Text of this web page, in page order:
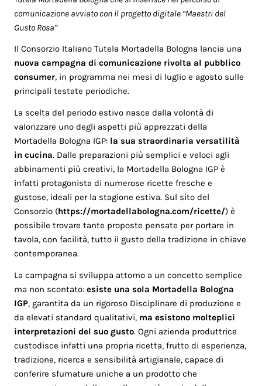
comunicazione avviato con il progetto digitale “Maestri del
Gusto Rosa”
Il Consorzio Italiano Tutela Mortadella Bologna lancia una
nuova campagna di comunicazione rivolta al pubblico
consumer, in programma nei mesi di luglio e agosto sulle
principali testate periodiche.
La scelta del periodo estivo nasce dalla volontà di
valorizzare uno degli aspetti più apprezzati della
Mortadella Bologna IGP: la sua straordinaria versatilità
in cucina. Dalle preparazioni più semplici e veloci agli
abbinamenti più creativi, la Mortadella Bologna IGP è
infatti protagonista di numerose ricette fresche e
gustose, ideali per la stagione estiva. Sul sito del
Consorzio (https://mortadellabologna.com/ricette/) è
possibile trovare tante proposte pensate per portare in
tavola, con facilità, tutto il gusto della tradizione in chiave
contemporanea.
La campagna si sviluppa attorno a un concetto semplice
ma non scontato:esiste una sola Mortadella Bologna
IGP, garantita da un rigoroso Disciplinare di produzione e
da elevati standard qualitativi, ma esistono molteplici
interpretazioni del suo gusto. Ogni azienda produttrice
custodisce infatti una propria ricetta, frutto di esperienza,
tradizione, ricerca e sensibilità artigianale, capace di
conferire sfumature uniche a un prodotto che